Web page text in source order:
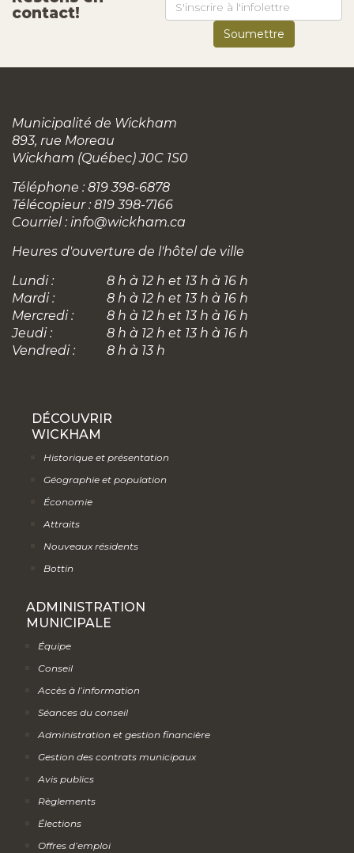
contact!
Municipalité de Wickham
893, rue Moreau
Wickham (Québec) J0C 1S0
Téléphone : 819 398-6878
Télécopieur : 819 398-7166
Courriel : info@wickham.ca
Heures d'ouverture de l'hôtel de ville
Lundi :
8 h à 12 h et 13 h à 16 h
Mardi :
8 h à 12 h et 13 h à 16 h
Mercredi :
8 h à 12 h et 13 h à 16 h
Jeudi :
8 h à 12 h et 13 h à 16 h
Vendredi :
8 h à 13 h
DÉCOUVRIR
WICKHAM
Historique et présentation
Géographie et population
Économie
Attraits
Nouveaux résidents
Bottin
ADMINISTRATION
MUNICIPALE
Équipe
Conseil
Accès à l’information
Séances du conseil
Administration et gestion financière
Gestion des contrats municipaux
Avis publics
Règlements
Élections
Offres d’emploi